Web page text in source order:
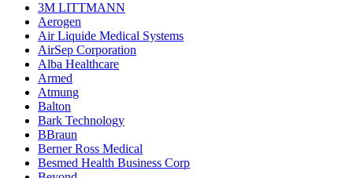
3M LITTMANN
Aerogen
Air Liquide Medical Systems
AirSep Corporation
Alba Healthcare
Armed
Atmung
Balton
Bark Technology
BBraun
Berner Ross Medical
Besmed Health Business Corp